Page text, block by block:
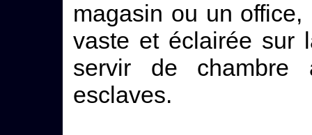
magasin ou un
vaste et éclairée sur
servir de chambre
esclaves.